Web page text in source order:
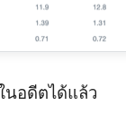
นอดีตได้แล้ว